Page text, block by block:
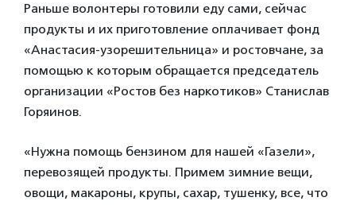
Раньше волонтеры готовили еду сами, сейчас
продукты и их приготовление оплачивает фонд
«Анастасия-узорешительница» и ростовчане, за
помощью к которым обращается председатель
организации «Ростов без наркотиков» Станислав
Горяинов.
«Нужна помощь бензином для нашей «Газели»,
перевозящей продукты. Примем зимние вещи,
овощи, макароны, крупы, сахар, тушенку, все, что